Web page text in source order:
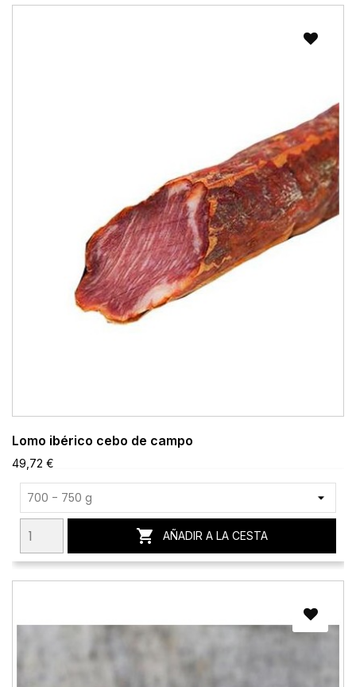
Lomo ibérico cebo de campo
49,72 €
 AÑADIR A LA CESTA